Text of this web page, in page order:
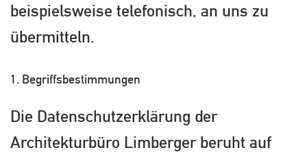
beispielsweise telefonisch, an uns zu
übermitteln.
1. Begriffsbestimmungen
Die Datenschutzerklärung der
Architekturbüro Limberger beruht auf